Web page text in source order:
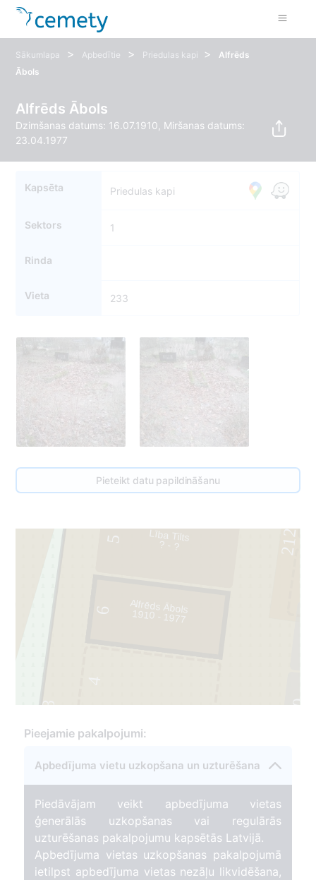
Sākumlapa > Apbedītie > Priedulas kapi >
Alfrēds
Ābols
Alfrēds Ābols
Dzimšanas datums: 16.07.1910, Miršanas datums:
23.04.1977
Kapsēta Priedulas kapi
Sektors 1
Rinda
Vieta 233
Pieteikt datu papildināšanu
233
212
4
5
6
10
Lība Tilts
? - ?
Alfrēds Ābols
1910 - 1977
Pieejamie pakalpojumi:
Apbedījuma vietu uzkopšana un uzturēšana
Piedāvājam veikt apbedījuma vietas
ģenerālās uzkopšanas vai regulārās
uzturēšanas pakalpojumu kapsētās Latvijā.
Apbedījuma vietas uzkopšanas pakalpojumā
ietilpst apbedījuma vietas nezāļu likvidēšana,